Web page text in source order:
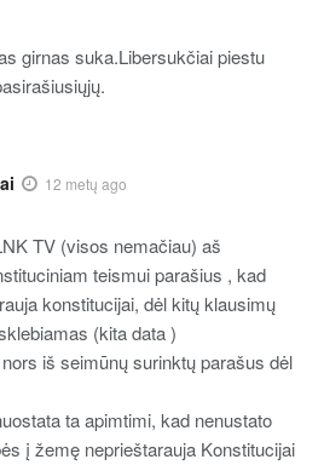
girnas suka.Libersukčiai piestu
12 metų ago
TV (visos nemačiau) aš
teismui parašius , kad
konstitucijai, dėl kitų klausimų
(kita data )
iš seimūnų surinktų parašus dėl
ta apimtimi, kad nenustato
į žemę neprieštarauja Konstitucijai